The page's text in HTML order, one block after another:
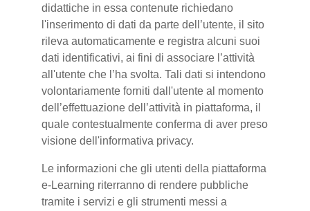
didattiche in essa contenute richiedano
l'inserimento di dati da parte dell’utente, il sito
rileva automaticamente e registra alcuni suoi
dati identificativi, ai fini di associare l’attività
all'utente che l’ha svolta. Tali dati si intendono
volontariamente forniti dall'utente al momento
dell’effettuazione dell’attività in piattaforma, il
quale contestualmente conferma di aver preso
visione dell'informativa privacy.
Le informazioni che gli utenti della piattaforma
e-Learning riterranno di rendere pubbliche
tramite i servizi e gli strumenti messi a